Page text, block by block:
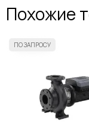
Похожие